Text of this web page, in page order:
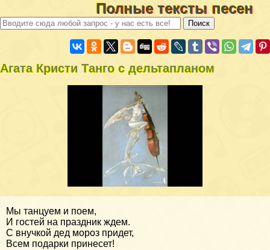
Полные тексты песен
Агата Кристи Танго с дельтапланом
Мы танцуем и поем,
И гостей на праздник ждем.
С внучкой дед мороз придет,
Всем подарки принесет!